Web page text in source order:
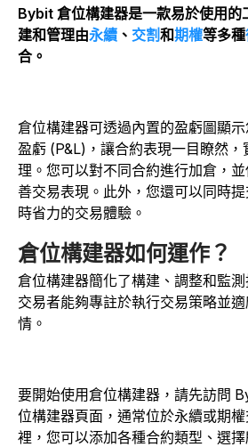
Bybit 倉位構建器是一款易於使用的
建和管理由永續 、 交割和期權等多種
合。
倉位構建器可透過內置的盈虧圖顯
盈虧 (P&L)，讓合約表現一目瞭然
理。您可以對不同合約進行加倉，
善交易表現。此外，您還可以同時
時省力的交易體驗。
倉位構建器如何運作？
倉位構建器簡化了構建、調整和監
交易者能夠專註於執行交易策略並
情。
要開始使用倉位構建器，請先訪問
位構建器頁面，通常位於永續或期
裡，您可以添加各種合約類型、選